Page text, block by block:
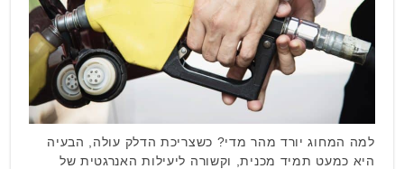
למה המחוג יורד מהר מדי? כשצריכת הדלק עולה, הבעיה
היא כמעט תמיד מכנית, וקשורה ליעילות האנרגטית של